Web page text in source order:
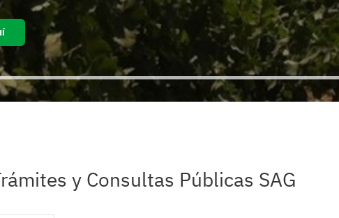
Ingreso o
salida de
fronterizos y
Declaración
Jurada SAG
Ingreso de
productos
y Consultas Públicas SAG